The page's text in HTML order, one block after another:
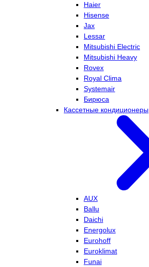
Haier
Hisense
Jax
Lessar
Mitsubishi Electric
Mitsubishi Heavy
Rovex
Royal Clima
Systemair
Бирюса
Кассетные кондиционеры
AUX
Ballu
Daichi
Energolux
Eurohoff
Euroklimat
Funai